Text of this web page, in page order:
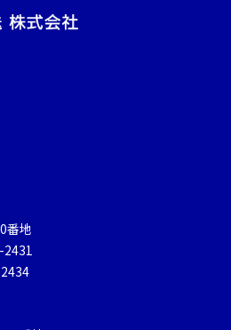
番地
2431